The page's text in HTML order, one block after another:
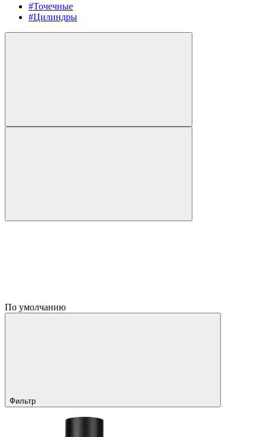
#Точечные
#Цилиндры
По умолчанию
Фильтр